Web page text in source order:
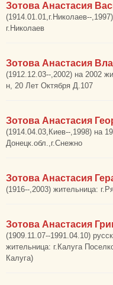
Зотова Анастасия
(1914.01.01,г.Николаев--
г.Николаев
Зотова Анастасия
(1912.12.03--,2002) на 2002
н, 20 Лет Октября Д.107
Зотова Анастасия
(1914.04.03,Киев--,1998) на
Донецк.обл.,г.Снежно
Зотова Анастасия
(1916--,2003) жительница:
Зотова Анастасия
(1909.11.07--1991.04.10)
жительница: г.Калуга
Калуга)